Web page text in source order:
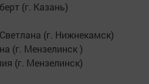
(г. Казань)
(г. Нижнекамск)
(г. Мензелинск )
(г. Мензелинск)